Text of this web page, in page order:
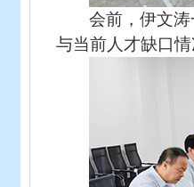
会前，伊文
与当前人才缺口情